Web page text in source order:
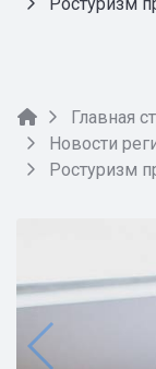
Главная
Новости
Ростуризм